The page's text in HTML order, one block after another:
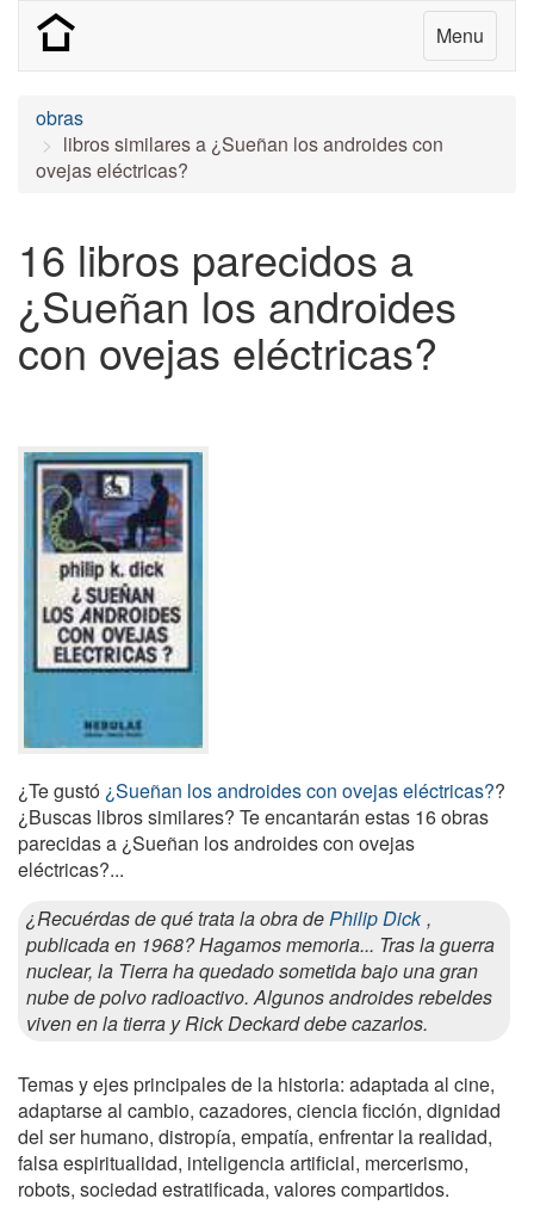
Menu
obras
libros similares a ¿Sueñan los androides con
ovejas eléctricas?
16 libros parecidos a
¿Sueñan los androides
con ovejas eléctricas?
¿Te gustó ¿Sueñan los androides con ovejas eléctricas??
¿Buscas libros similares? Te encantarán estas 16 obras
parecidas a ¿Sueñan los androides con ovejas
eléctricas?...
¿Recuérdas de qué trata la obra dePhilip Dick ,
publicada en 1968? Hagamos memoria... Tras la guerra
nuclear, la Tierra ha quedado sometida bajo una gran
nube de polvo radioactivo. Algunos androides rebeldes
viven en la tierra y Rick Deckard debe cazarlos.
Temas y ejes principales de la historia: adaptada al cine,
adaptarse al cambio, cazadores, ciencia ficción, dignidad
del ser humano, distropía, empatía, enfrentar la realidad,
falsa espiritualidad, inteligencia artificial, mercerismo,
robots, sociedad estratificada, valores compartidos.